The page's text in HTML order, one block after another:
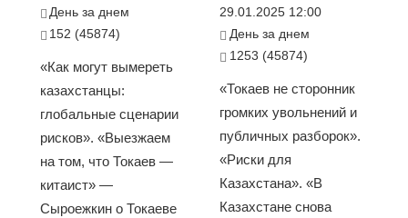
День за днем
152 (45874)
«Как могут вымереть
казахстанцы:
глобальные сценарии
рисков». «Выезжаем
на том, что Токаев —
китаист» —
Сыроежкин о Токаеве
29.01.2025 12:00
День за днем
1253 (45874)
«Токаев не сторонник
громких увольнений и
публичных разборок».
«Риски для
Казахстана». «В
Казахстане снова